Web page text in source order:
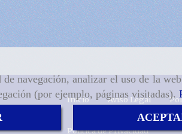
navegación, analizar el uso de la
(por ejemplo, páginas visitadas).
Inicio Aviso Legal
Política de Privacidad